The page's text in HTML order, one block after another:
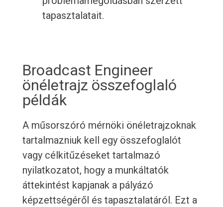
tapasztalatait.
Broadcast Engineer
önéletrajz összefoglaló
példák
A műsorszóró mérnöki önéletrajzoknak
tartalmazniuk kell egy összefoglalót
vagy célkitűzéseket tartalmazó
nyilatkozatot, hogy a munkáltatók
áttekintést kapjanak a pályázó
képzettségéről és tapasztalatáról. Ezt a